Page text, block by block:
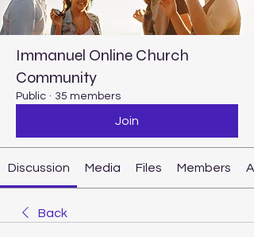
Immanuel Online Church
Community
Public · 35 members
Join
Discussion Media Files Members
Back